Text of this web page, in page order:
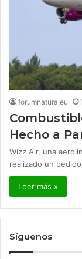
forumnatura.eu
Hecho a
Wizz Air, una
realizado un
Leer más »
Síguenos